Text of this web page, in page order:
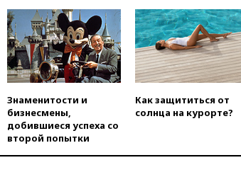
разгромил «Оренбург» в
Кубке России
вчера, 23:00Пост Дмитриева в
X о миграционном кризисе в
Сеуте набрал миллион
вчера, 22:49 Минпромторг:
банкротство «Кванта» не
Знаменитости и
бизнесмены,
добившиеся успеха со
второй попытки
Как защититься от
солнца на курорте?